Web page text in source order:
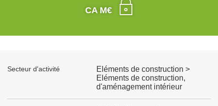
CA M€
Secteur d'activité
Eléments de construction >
Eléments de construction,
d'aménagement intérieur